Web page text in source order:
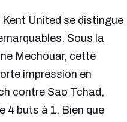
Kent United se distingue
Sous la
Mechouar, cette
impression en
contre Sao Tchad,
4 buts à 1. Bien que